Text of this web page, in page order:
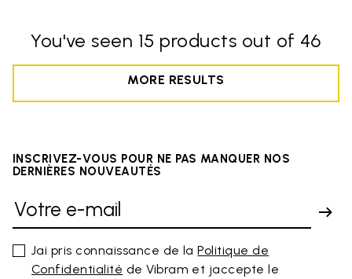
You've seen 15 products out of 46
MORE RESULTS
INSCRIVEZ-VOUS POUR NE PAS MANQUER NOS
DERNIÈRES NOUVEAUTÉS
Jai pris connaissance de laPolitique de
Confidentialité de Vibram et jaccepte le